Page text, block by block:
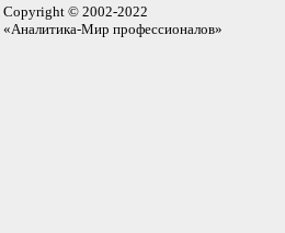
Copyright © 2002-2022
«Аналитика-Мир профессионалов»